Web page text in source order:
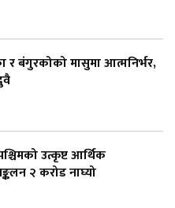
र बंगुरकोको मासुमा आत्मनिर्भर,
उत्कृष्ट आर्थिक
२ करोड नाघ्यो